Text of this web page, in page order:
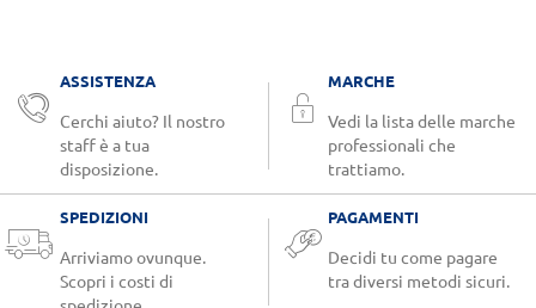
ASSISTENZA
Cerchi aiuto? Il nostro
staff è a tua
disposizione.
MARCHE
Vedi la lista delle marche
professionali che
trattiamo.
SPEDIZIONI
Arriviamo ovunque.
Scopri i costi di
PAGAMENTI
Decidi tu come pagare
tra diversi metodi sicuri.